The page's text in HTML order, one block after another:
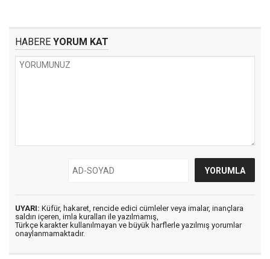
HABERE YORUM KAT
UYARI: Küfür, hakaret, rencide edici cümleler veya imalar, inançlara
saldırı içeren, imla kuralları ile yazılmamış,
Türkçe karakter kullanılmayan ve büyük harflerle yazılmış yorumlar
onaylanmamaktadır.